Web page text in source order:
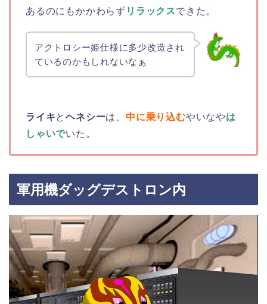
あるのにもかかわらず リラックスできた。
アクトロシー姫仕様に多少改造され
ているのかもしれないなぁ
ライキとヘネシーは、中に乗り込むやいなやは
しゃいでいた。
軍用機ダッグデストロン内